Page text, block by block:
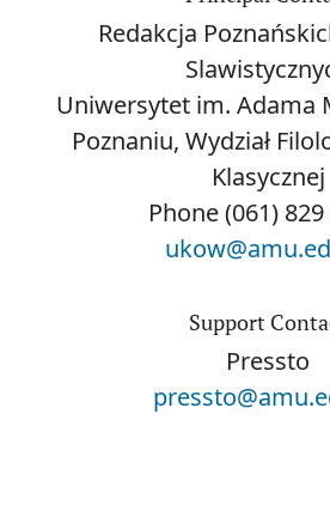
Redakcja
Uniwersytet im. Adama
Poznaniu, Wydział
Klasycznej
Phone(061)
Support
Pressto